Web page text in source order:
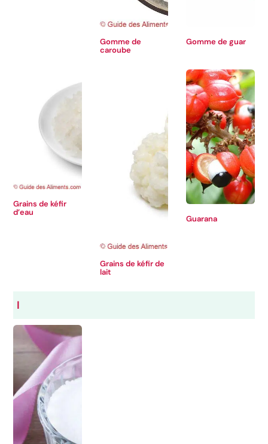
Gomme de
caroube
Gomme de guar
Grains de kéfir
d’eau
Grains de kéfir de
lait
Guarana
I